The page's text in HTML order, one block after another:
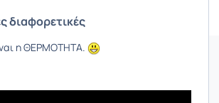
διαφορετικές
η ΘΕΡΜΟΤΗΤΑ.